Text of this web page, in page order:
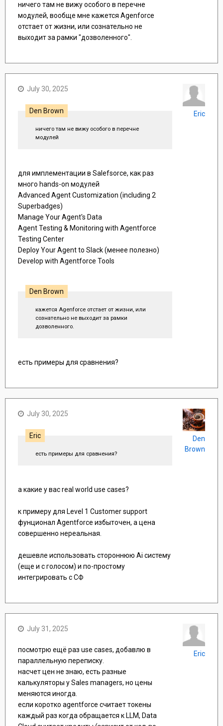
ничего там не вижу особого в перечне
модулей, вообще мне кажется Agenforce
отстает от жизни, или сознательно не
выходит за рамки "дозволенного".
July 30, 2025
Den Brown
ничего там не вижу особого в перечне
модулей
для имплементации в Salefsorce, как раз
много hands-on модулей
Advanced Agent Customization (including 2
Superbadges)
Manage Your Agent's Data
Agent Testing & Monitoring with Agentforce
Testing Center
Deploy Your Agent to Slack (менее полезно)
Develop with Agentforce Tools
Den Brown
кажется Agenforce отстает от жизни, или
сознательно не выходит за рамки
дозволенного.
есть примеры для сравнения?
Eric
July 30, 2025
Eric
есть примеры для сравнения?
а какие у вас real world use cases?
к примеру для Level 1 Customer support
фунционал Agentforce избыточен, а цена
совершенно нереальная.
дешевле использовать стороннюю Ai систему
(еще и с голосом) и по-простому
интегрировать с СФ
Den
Brown
July 31, 2025
посмотрю ещё раз use cases, добавлю в
параллельную переписку.
насчет цен не знаю, есть разные
калькуляторы у Sales managers, но цены
меняются иногда.
если коротко agentforce считает токены
каждый раз когда обращается к LLM, Data
Eric